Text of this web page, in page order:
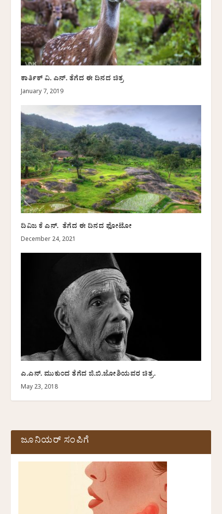
ಕಾರ್ತಿಕ್ ವಿ. ಎನ್. ತೆಗೆದ ಈ ದಿನದ ಚಿತ್ರ
January 7, 2019
ದಿವಿಜ ಕೆ ಎನ್. ತೆಗೆದ ಈ ದಿನದ ಫೋಟೋ
December 24, 2021
ಎ.ಎನ್. ಮುಕುಂದ ತೆಗೆದ ಜಿ.ಬಿ.ಜೋಶಿಯವರ ಚಿತ್ರ.
May 23, 2018
ಜೂನಿಯರ್ ಸಂಪಿಗೆ